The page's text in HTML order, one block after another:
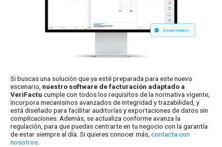
Si buscas una solución que ya esté preparada para este nuevo
escenario, nuestro software de facturación adaptado a
VeriFactu cumple con todos los requisitos de la normativa vigente,
incorpora mecanismos avanzados de integridad y trazabilidad, y
está diseñado para facilitar auditorías y exportaciones de datos sin
complicaciones. Además, se actualiza conforme avanza la
regulación, para que puedas centrarte en tu negocio con la garantía
de estar siempre al día. Si quieres conocer más,contacta con
nosotros